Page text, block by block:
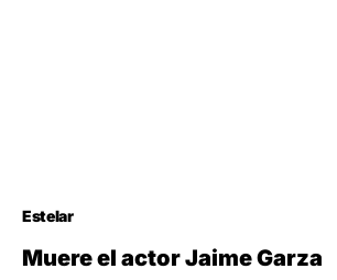
Estelar
Muere el actor Jaime Garza